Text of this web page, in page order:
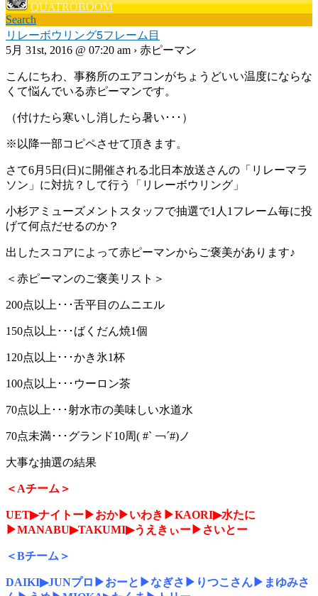
QUATROBOOM
Search
リレーボウリング5フレーム目
5月 31st, 2016 @ 07:20 am › 赤ピーマン
こんにちわ、事務所のエアコンがちょうどいい温度にならな
くて悩んでいる赤ピーマンです。
（付けたら寒いし消したら暑い･･･）
※以降一部コピペさせて頂きます。
さて6月5日(日)に開催される北日本放送さんの「リレーマラ
ソン」に対抗？して行う「リレーボウリング」
小杉アミューズメントスタッフで抽選で1人1フレーム毎に投
げて何点だせるのか？
出したスコアによって赤ピーマンからご褒美があります♪
＜赤ピーマンのご褒美リスト＞
200点以上･･･舌平目のムニエル
150点以上･･･ばくだん焼1個
120点以上･･･かき氷1杯
100点以上･･･ウーロン茶
70点以上･･･射水市の美味しい水道水
70点未満･･･グランド10周( #` ￢´#)ノ
大事な抽選の結果
＜Aチーム＞
UET▶ナイトー▶おか▶いわき▶KAORI▶水たに
▶MANABU▶TAKUMI▶うえきぃー▶さいとー
＜Bチーム＞
DAIKI▶JUNプロ▶おーと▶なぎさ▶りつこさん▶まゆみさ